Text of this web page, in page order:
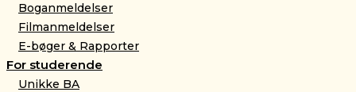
Boganmeldelser
Filmanmeldelser
E-bøger & Rapporter
For studerende
Unikke BA